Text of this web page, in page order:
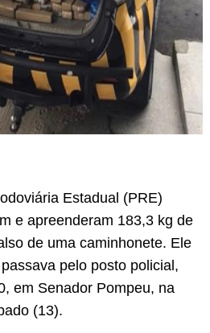
Estadual (PRE)
e apreenderam 183,3 kg de
de uma caminhonete. Ele
pelo posto policial,
em Senador Pompeu, na
(13).